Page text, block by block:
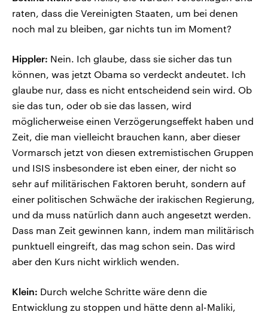
raten, dass die Vereinigten Staaten, um bei denen
noch mal zu bleiben, gar nichts tun im Moment?
Hippler: Nein. Ich glaube, dass sie sicher das tun
können, was jetzt Obama so verdeckt andeutet. Ich
glaube nur, dass es nicht entscheidend sein wird. Ob
sie das tun, oder ob sie das lassen, wird
möglicherweise einen Verzögerungseffekt haben und
Zeit, die man vielleicht brauchen kann, aber dieser
Vormarsch jetzt von diesen extremistischen Gruppen
und ISIS insbesondere ist eben einer, der nicht so
sehr auf militärischen Faktoren beruht, sondern auf
einer politischen Schwäche der irakischen Regierung,
und da muss natürlich dann auch angesetzt werden.
Dass man Zeit gewinnen kann, indem man militärisch
punktuell eingreift, das mag schon sein. Das wird
aber den Kurs nicht wirklich wenden.
Klein: Durch welche Schritte wäre denn die
Entwicklung zu stoppen und hätte denn al-Maliki,